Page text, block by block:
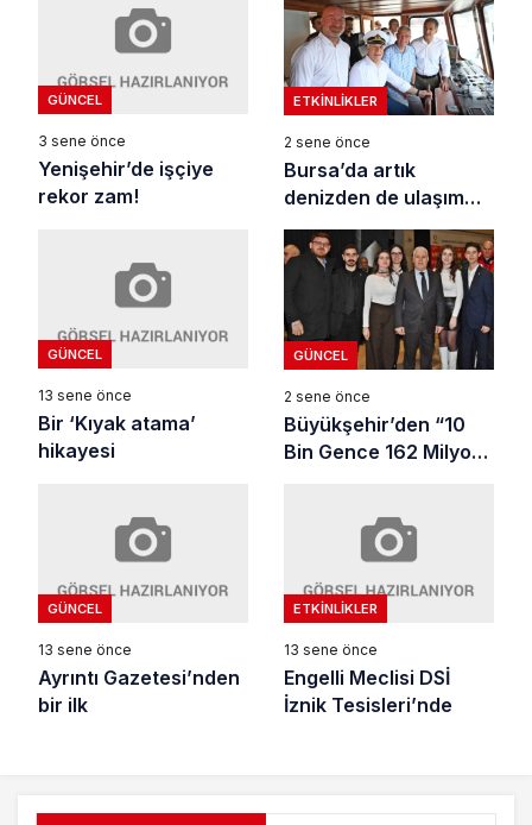
GÜNCEL
3 sene önce
Yenişehir’de işçiye
rekor zam!
ETKINLIKLER
2 sene önce
Bursa’da artık
denizden de ulaşım
var
GÜNCEL
13 sene önce
Bir ‘Kıyak atama’
hikayesi
GÜNCEL
2 sene önce
Büyükşehir’den “10
Bin Gence 162 Milyon
GÜNCEL
13 sene önce
Ayrıntı Gazetesi’nden
bir ilk
ETKINLIKLER
13 sene önce
Engelli Meclisi DSİ
İznik Tesisleri’nde